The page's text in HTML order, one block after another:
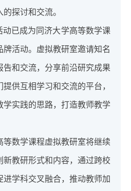
探讨和交流。
动已成为同济大学高等数学课
活动。虚拟教研室邀请知名
告和交流，分享前沿研究成果
供互相学习和交流的平台，
学实践的思路，打造教师教学
等数学课程虚拟教研室将继续
新教研形式和内容，通过跨校
学科交叉融合，推动教师加